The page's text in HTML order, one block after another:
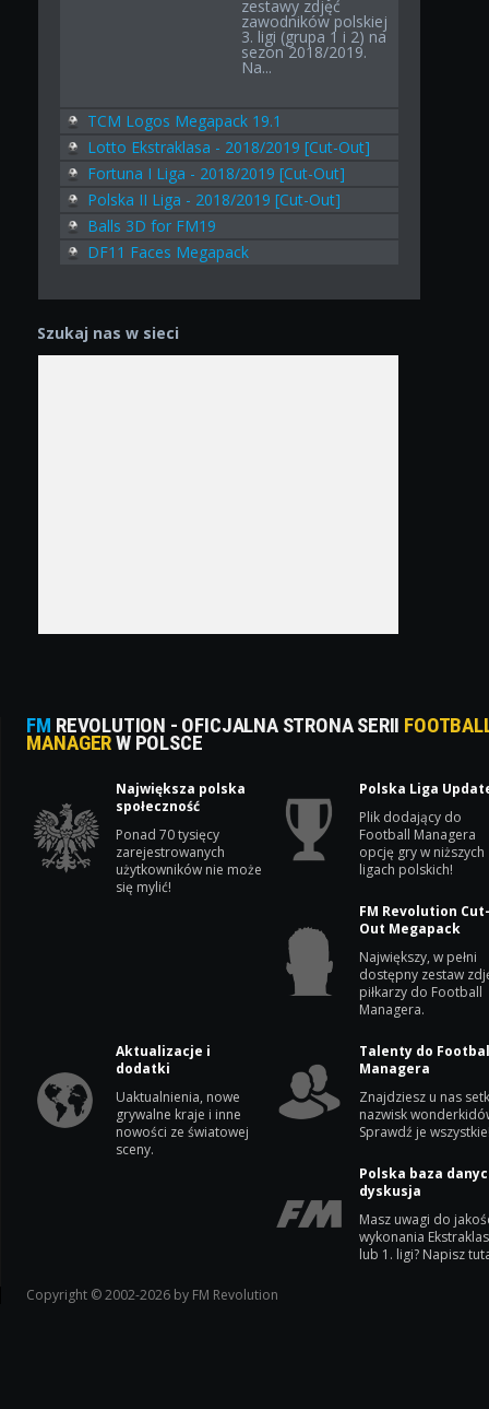
zestawy zdjęć
zawodników polskiej
3. ligi (grupa 1 i 2) na
sezon 2018/2019.
Na...
TCM Logos Megapack 19.1
Lotto Ekstraklasa - 2018/2019 [Cut-Out]
Fortuna I Liga - 2018/2019 [Cut-Out]
Polska II Liga - 2018/2019 [Cut-Out]
Balls 3D for FM19
DF11 Faces Megapack
Szukaj nas w sieci
FM REVOLUTION - OFICJALNA STRONA SERII
MANAGERW POLSCE
Największa polska
społeczność
Ponad 70 tysięcy
zarejestrowanych
użytkowników nie może
się mylić!
Polska Liga
Plik dodający do
Football Managera
opcję gry w niższych
ligach polskich!
FM Revolution
Out Megapack
Największy, w pełni
dostępny zestaw
piłkarzy do Football
Managera.
Aktualizacje i
dodatki
Uaktualnienia, nowe
grywalne kraje i inne
nowości ze światowej
sceny.
Talenty do
Managera
Znajdziesz u nas
nazwisk
Sprawdź je
Polska baza
dyskusja
Masz uwagi do
wykonania
lub 1. ligi? Napisz
Copyright © 2002-2026 by FM Revolution